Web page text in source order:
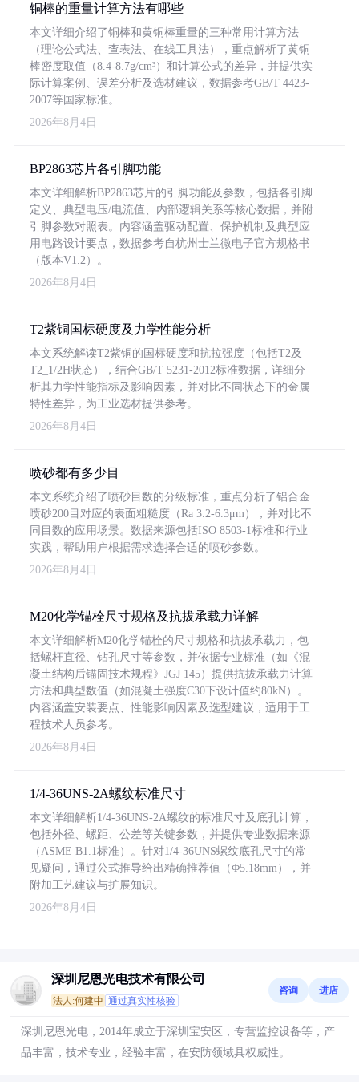
铜棒的重量计算方法有哪些
本文详细介绍了铜棒和黄铜棒重量的三种常用计算方法
（理论公式法、查表法、在线工具法），重点解析了黄铜
棒密度取值（8.4-8.7g/cm³）和计算公式的差异，并提供实
际计算案例、误差分析及选材建议，数据参考GB/T 4423-
2007等国家标准。
2026年8月4日
BP2863芯片各引脚功能
本文详细解析BP2863芯片的引脚功能及参数，包括各引脚
定义、典型电压/电流值、内部逻辑关系等核心数据，并附
引脚参数对照表。内容涵盖驱动配置、保护机制及典型应
用电路设计要点，数据参考自杭州士兰微电子官方规格书
（版本V1.2）。
2026年8月4日
T2紫铜国标硬度及力学性能分析
本文系统解读T2紫铜的国标硬度和抗拉强度（包括T2及
T2_1/2H状态），结合GB/T 5231-2012标准数据，详细分
析其力学性能指标及影响因素，并对比不同状态下的金属
特性差异，为工业选材提供参考。
2026年8月4日
喷砂都有多少目
本文系统介绍了喷砂目数的分级标准，重点分析了铝合金
喷砂200目对应的表面粗糙度（Ra 3.2-6.3μm），并对比不
同目数的应用场景。数据来源包括ISO 8503-1标准和行业
实践，帮助用户根据需求选择合适的喷砂参数。
2026年8月4日
M20化学锚栓尺寸规格及抗拔承载力详解
本文详细解析M20化学锚栓的尺寸规格和抗拔承载力，包
括螺杆直径、钻孔尺寸等参数，并依据专业标准（如《混
凝土结构后锚固技术规程》JGJ 145）提供抗拔承载力计算
方法和典型数值（如混凝土强度C30下设计值约80kN）。
内容涵盖安装要点、性能影响因素及选型建议，适用于工
程技术人员参考。
2026年8月4日
1/4-36UNS-2A螺纹标准尺寸
本文详细解析1/4-36UNS-2A螺纹的标准尺寸及底孔计算，
包括外径、螺距、公差等关键参数，并提供专业数据来源
（ASME B1.1标准）。针对1/4-36UNS螺纹底孔尺寸的常
见疑问，通过公式推导给出精确推荐值（Φ5.18mm），并
附加工艺建议与扩展知识。
2026年8月4日
深圳尼恩光电技术有限公司
法人:何建中 通过真实性核验
咨询 进店
深圳尼恩光电，2014年成立于深圳宝安区，专营监控设备等，产
品丰富，技术专业，经验丰富，在安防领域具权威性。